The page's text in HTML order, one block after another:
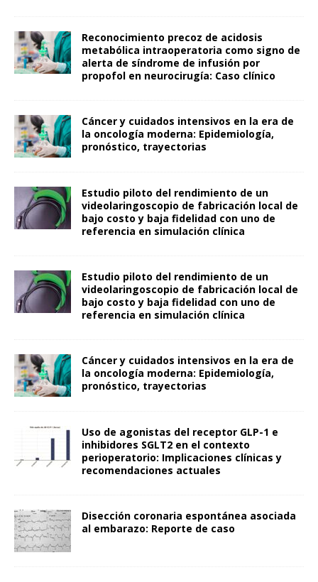
Reconocimiento precoz de acidosis
metabólica intraoperatoria como signo de
alerta de síndrome de infusión por
propofol en neurocirugía: Caso clínico
Cáncer y cuidados intensivos en la era de
la oncología moderna: Epidemiología,
pronóstico, trayectorias
Estudio piloto del rendimiento de un
videolaringoscopio de fabricación local de
bajo costo y baja fidelidad con uno de
referencia en simulación clínica
Estudio piloto del rendimiento de un
videolaringoscopio de fabricación local de
bajo costo y baja fidelidad con uno de
referencia en simulación clínica
Cáncer y cuidados intensivos en la era de
la oncología moderna: Epidemiología,
pronóstico, trayectorias
Uso de agonistas del receptor GLP-1 e
inhibidores SGLT2 en el contexto
perioperatorio: Implicaciones clínicas y
recomendaciones actuales
Disección coronaria espontánea asociada
al embarazo: Reporte de caso